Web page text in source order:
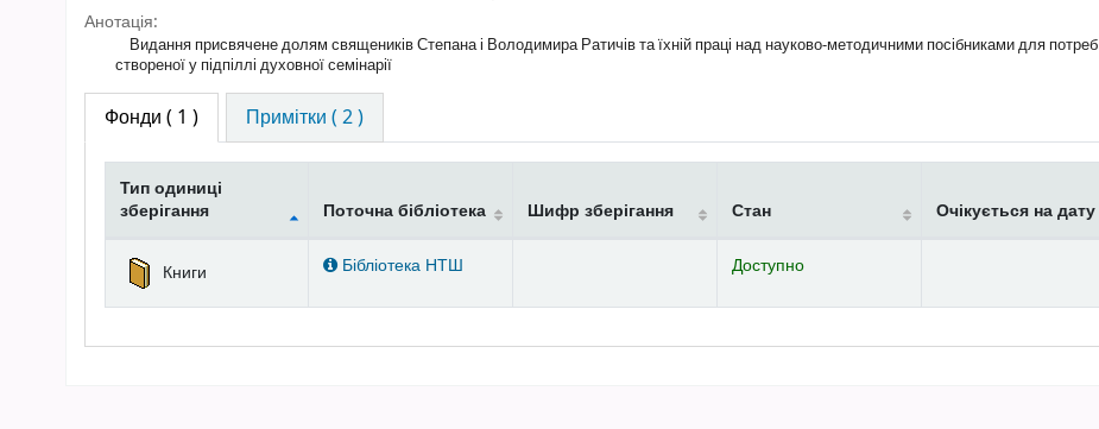
Анотація:
Видання присвячене долям священиків Степана і Володимира Ратичів та їхній праці над науково-методичними посібниками для потреб
створеної у підпіллі духовної семінарії
Фонди ( 1 ) Примітки ( 2 )
Тип одиниці
зберігання
Поточна бібліотека Шифр зберігання Стан Очікується на дату
Книги Бібліотека НТШ Доступно